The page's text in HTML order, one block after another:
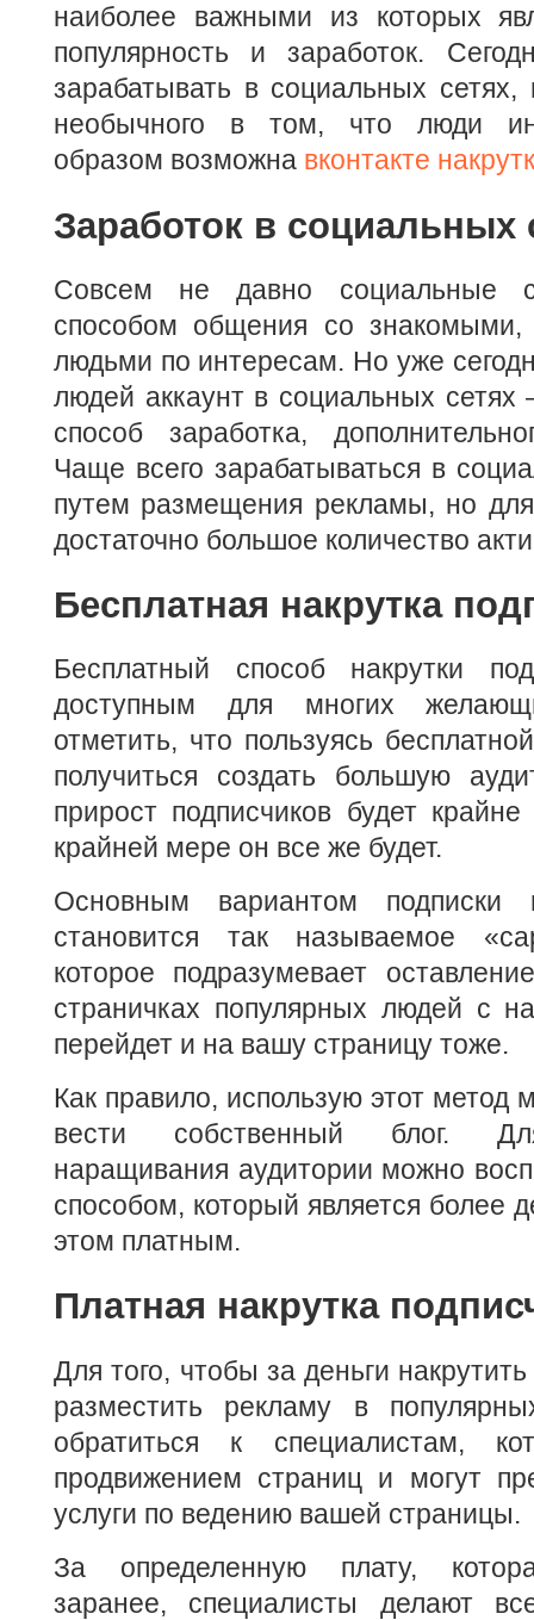
наиболее важными из которых
популярность и заработок.
зарабатывать в социальных сетях,
необычного в том, что люди
образом возможна вконтакте
Заработок в социальных
Совсем не давно социальные
способом общения со знакомыми,
людьми по интересам. Но уже
людей аккаунт в социальных сетях
способ заработка,
Чаще всего зарабатываться в
путем размещения рекламы, но
достаточно большое количество
Бесплатная накрутка
Бесплатный способ накрутки
доступным для многих
отметить, что пользуясь
получиться создать большую
прирост подписчиков будет
крайней мере он все же будет.
Основным вариантом
становится так называемое
которое подразумевает
страничках популярных людей с
перейдет и на вашу страницу тоже.
Как правило, использую этот метод
вести собственный блог.
наращивания аудитории можно
способом, который является более
этом платным.
Платная накрутка
Для того, чтобы за деньги
разместить рекламу в
обратиться к специалистам,
продвижением страниц и могут
услуги по ведению вашей страницы.
За определенную плату,
заранее, специалисты делают